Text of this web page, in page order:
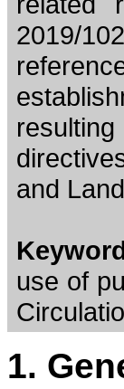
2019/
and
use of
1.